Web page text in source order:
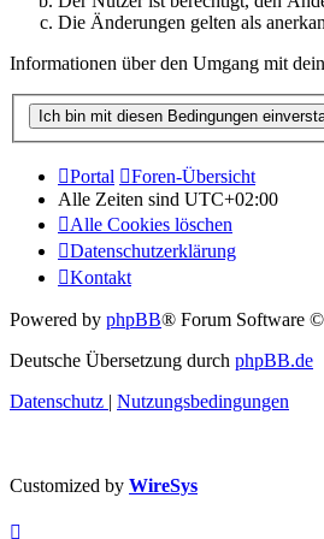
Die Änderungen gelten als
Informationen über den Umgang mit
Portal
Foren-Übersicht
Alle Zeiten sind UTC+02:00
Alle Cookies löschen
Datenschutzerklärung
Kontakt
Powered by phpBB® Forum Software
Deutsche Übersetzung durch phpBB.de
Datenschutz | Nutzungsbedingungen
Customized by WireSys